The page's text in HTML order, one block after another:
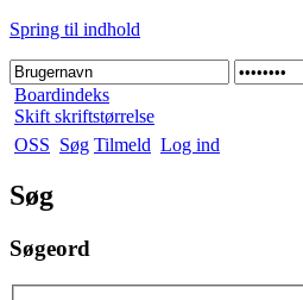
Spring til indhold
Boardindeks
Skift skriftstørrelse
OSS Søg Tilmeld Log ind
Søg
Søgeord